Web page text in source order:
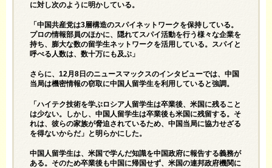
に対し次のように明かしている。
「中国共産党は3層構造のスパイネットワークを保持している。
プロの情報部員のほかに、隠れてスパイ活動を行う様々な企業を
持ち、膨大な数の留学生ネットワークを活用している。スパイと
呼べる人数は、数十万にも及ぶ」
さらに、12月8日のニュースマックスのインタビューでは、中国
当局は機密情報の窃取に中国人留学生を利用していると強調。
「ハイテク技術を学ぶロシア人留学生は卒業後、米国に残ること
は少ない。しかし、中国人留学生は卒業後も米国に残留する。そ
れは、彼らの家族が脅迫されているため、中国当局に協力せざる
を得ないからだ」と明らかにした。
中国人留学生は、米国で学んだ知識を中国政府に報告する義務が
ある。そのため卒業後も中国に帰国せず、米国の連邦政府機関に